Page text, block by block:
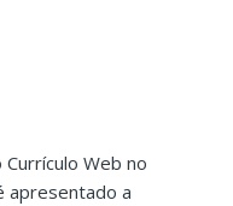
Web no
apresentado a